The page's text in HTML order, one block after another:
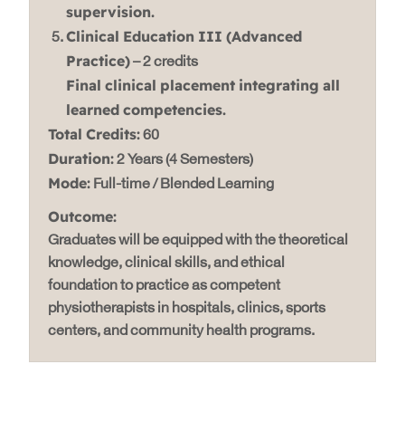
supervision.
Clinical Education III (Advanced
Practice)– 2 credits
Final clinical placement integrating all
learned competencies.
Total Credits:60
Duration:2 Years (4 Semesters)
Mode: Full-time / Blended Learning
Outcome:
Graduates will be equipped with the theoretical
knowledge, clinical skills, and ethical
foundation to practice as competent
physiotherapists in hospitals, clinics, sports
centers, and community health programs.